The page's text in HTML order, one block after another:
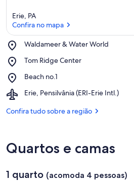
Erie, PA
Confira no mapa
Waldameer & Water World
Place,
&
World
Tom Ridge Center
Place,
Ridge
Beach no.1
Place,
no.1
Erie, Pensilvânia (ERI-Erie Intl.)
Airport,
Pensilvânia
Confira tudo sobre a região
Quartos e camas
1 quarto (acomoda 4 pessoas)